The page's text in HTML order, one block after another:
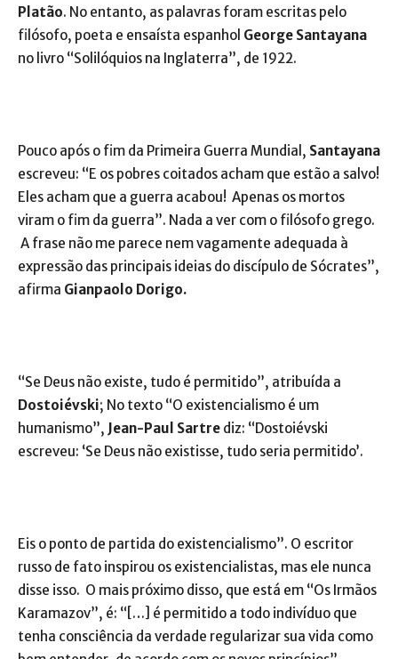
Platão. No entanto, as palavras foram escritas pelo
filósofo, poeta e ensaísta espanhol George Santayana
no livro “Solilóquios na Inglaterra”, de 1922.
Pouco após o fim da Primeira Guerra Mundial, Santayana
escreveu: “E os pobres coitados acham que estão a salvo!
Eles acham que a guerra acabou! Apenas os mortos
viram o fim da guerra”. Nada a ver com o filósofo grego.
A frase não me parece nem vagamente adequada à
expressão das principais ideias do discípulo de Sócrates”,
afirma Gianpaolo Dorigo.
“Se Deus não existe, tudo é permitido”, atribuída a
Dostoiévski; No texto “O existencialismo é um
humanismo”, Jean-Paul Sartre diz: “Dostoiévski
escreveu: ‘Se Deus não existisse, tudo seria permitido’.
Eis o ponto de partida do existencialismo”. O escritor
russo de fato inspirou os existencialistas, mas ele nunca
disse isso. O mais próximo disso, que está em “Os Irmãos
Karamazov”, é: “[…] é permitido a todo indivíduo que
tenha consciência da verdade regularizar sua vida como